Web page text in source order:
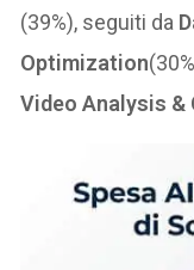
(39%), seguiti da
Optimization
Video Analysis &